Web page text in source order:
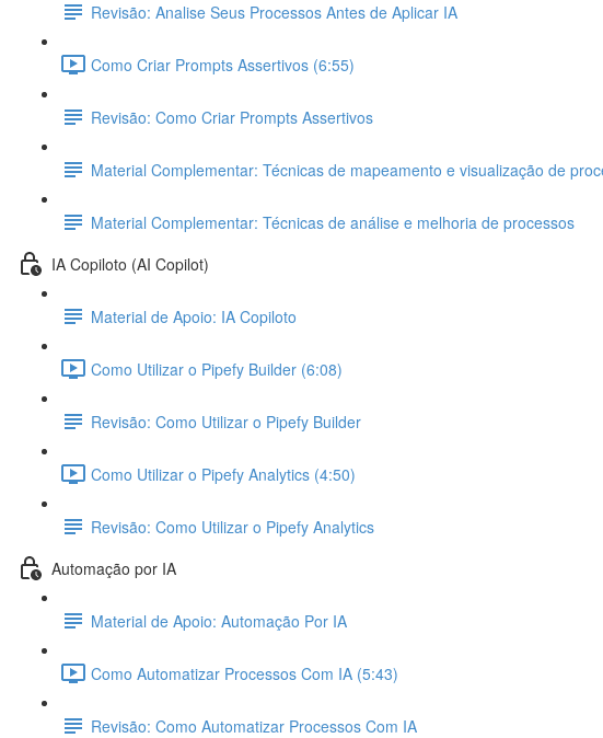
Revisão: Analise Seus Processos Antes de Aplicar IA
Como Criar Prompts Assertivos (6:55)
Revisão: Como Criar Prompts Assertivos
Material Complementar: Técnicas de mapeamento e visualização de
Material Complementar: Técnicas de análise e melhoria de processos
IA Copiloto (AI Copilot)
Material de Apoio: IA Copiloto
Como Utilizar o Pipefy Builder (6:08)
Revisão: Como Utilizar o Pipefy Builder
Como Utilizar o Pipefy Analytics (4:50)
Revisão: Como Utilizar o Pipefy Analytics
Automação por IA
Material de Apoio: Automação Por IA
Como Automatizar Processos Com IA (5:43)
Revisão: Como Automatizar Processos Com IA